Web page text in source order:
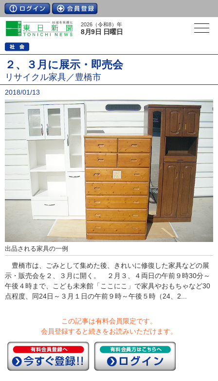
2026（令和8）年
8月9日 日曜日
２、３月に展示・即売会
リサイクル家具／豊橋市
2018/01/13
出品される家具の一例
豊橋市は、ごみとして集めた後、きれいに修復した家具などの展
示・販売会を２、３月に開く。 ２月３、４両日の午前９時30分～
午後４時まで、こども未来館「ここにこ」で家具やおもちゃなど30
点程度、同24日～３月１日の午前９時～午後５時（24、2...
この記事は有料会員限定です。
会員登録すると続きをお読みいただけます。